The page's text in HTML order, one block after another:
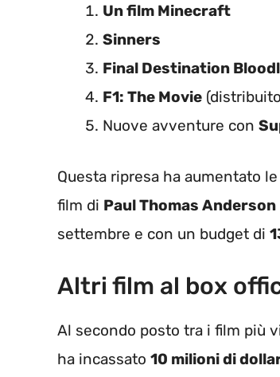
Un film Minecraft
Sinners
Final Destination
F1: The Movie
Nuove avventure con
Questa ripresa ha aumentato
film di Paul Thomas Anderson
settembre e con un budget di
Altri film al box
Al secondo posto tra i film più
ha incassato 10 milioni di